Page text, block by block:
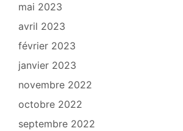
mai 2023
avril 2023
février 2023
janvier 2023
novembre 2022
octobre 2022
septembre 2022